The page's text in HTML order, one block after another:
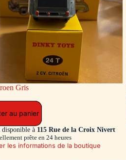
Gris
au panier
disponible à 115 Rue de la Croix Nivert
prête en 24 heures
les informations de la boutique